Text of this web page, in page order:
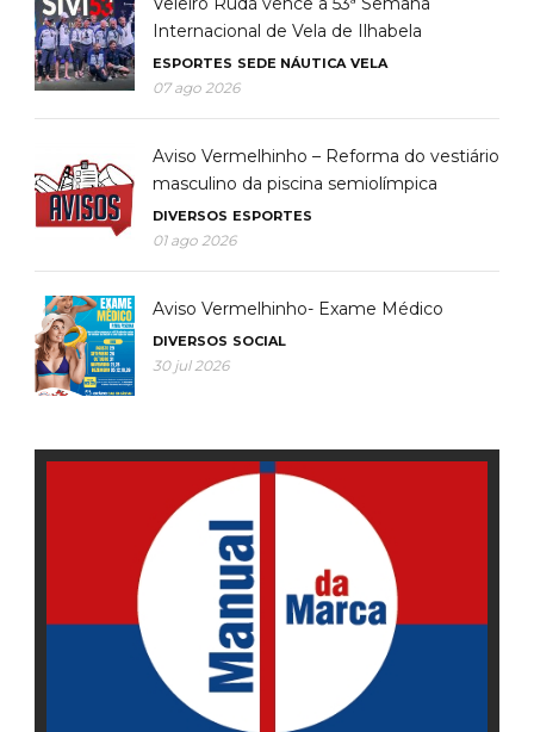
Internacional de Vela de Ilhabela
ESPORTES SEDE NÁUTICA VELA
07 ago 2026
Aviso Vermelhinho – Reforma do vestiário
masculino da piscina semiolímpica
DIVERSOS ESPORTES
01 ago 2026
Aviso Vermelhinho- Exame Médico
DIVERSOS SOCIAL
30 jul 2026